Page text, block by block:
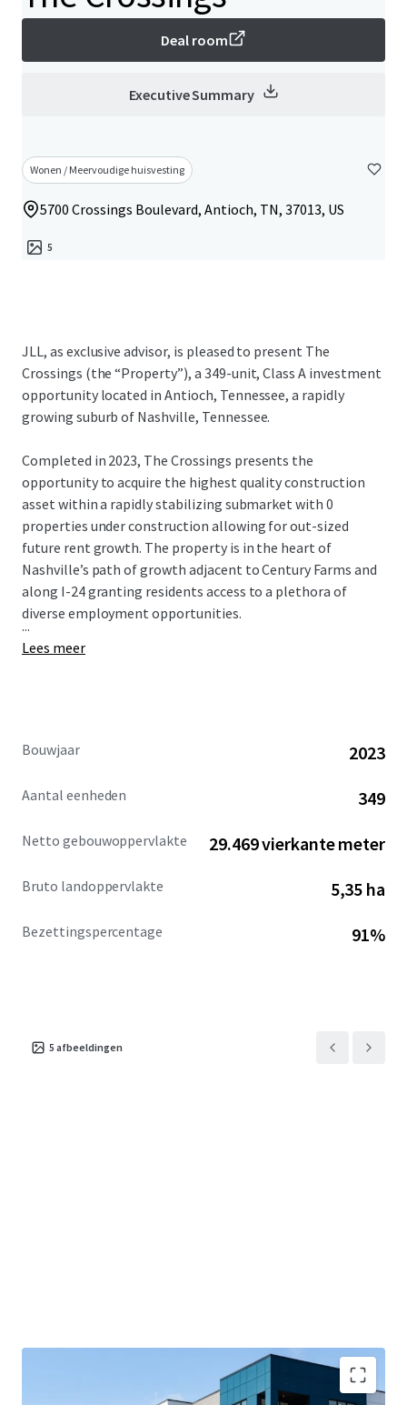
Deal room
Executive Summary
Wonen / Meervoudige huisvesting
5700 Crossings Boulevard, Antioch, TN, 37013, US
5
JLL, as exclusive advisor, is pleased to present The
Crossings (the “Property”), a 349-unit, Class A investment
opportunity located in Antioch, Tennessee, a rapidly
growing suburb of Nashville, Tennessee.
Completed in 2023, The Crossings presents the
opportunity to acquire the highest quality construction
asset within a rapidly stabilizing submarket with 0
properties under construction allowing for out-sized
future rent growth. The property is in the heart of
Nashville’s path of growth adjacent to Century Farms and
along I-24 granting residents access to a plethora of
diverse employment opportunities.
...
Lees meer
Bouwjaar 2023
Aantal eenheden 349
Netto gebouwoppervlakte 29.469 vierkante meter
Bruto landoppervlakte 5,35 ha
Bezettingspercentage 91%
5 afbeeldingen